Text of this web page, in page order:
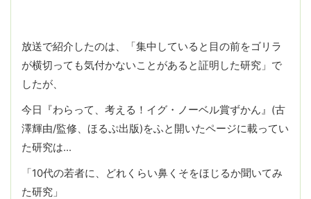
放送で紹介したのは、「集中していると目の前をゴリラ
が横切っても気付かないことがあると証明した研究」で
したが、
今日『わらって、考える！イグ・ノーベル賞ずかん』(古
澤輝由/監修、ほるぷ出版)をふと開いたページに載ってい
た研究は…
「10代の若者に、どれくらい鼻くそをほじるか聞いてみ
た研究」